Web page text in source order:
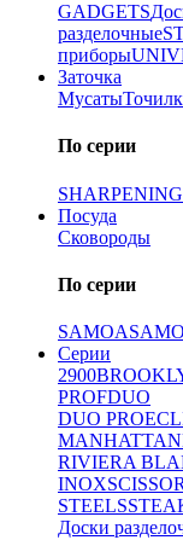
GADGETS
разделочные
приборы
Заточка
Мусаты
По серии
Посуда
Сковороды
По серии
SAMOA
Серии
2900
PROFDUO
DUO PRO
MANHATTAN
RIVIERA
INOX
STEELS
Доски